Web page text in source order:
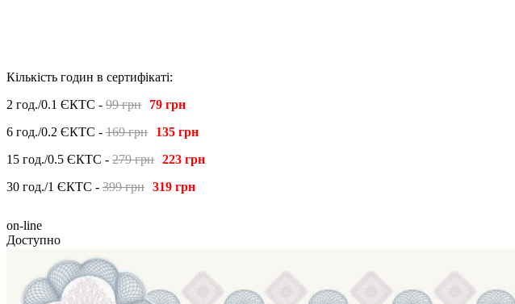
Кількість годин в сертифікаті:
2 год./0.1 ЄКТС - 99 грн
79 грн
6 год./0.2 ЄКТС - 169 грн
135 грн
15 год./0.5 ЄКТС - 279 грн 223 грн
30 год./1 ЄКТС - 399 грн 319 грн
on-line
Доступно